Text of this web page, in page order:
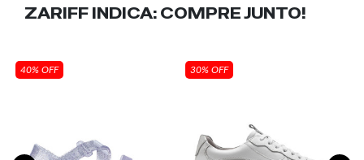
ZARIFF INDICA: COMPRE JUNTO!
40% OFF 30% OFF